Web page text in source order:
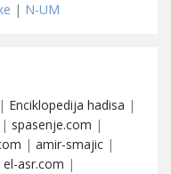
| N-UM
| Enciklopedija hadisa |
| spasenje.com |
| amir-smajic |
el-asr.com |